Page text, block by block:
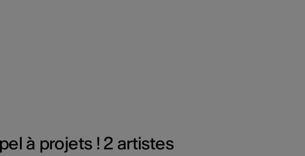
à projets ! 2 artistes